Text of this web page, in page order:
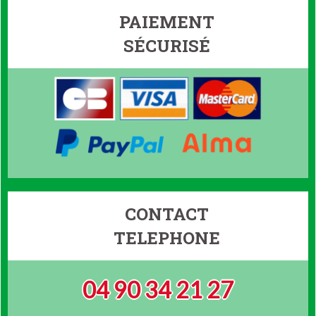
PAIEMENT
SÉCURISÉ
CONTACT
TELEPHONE
04 90 34 21 27